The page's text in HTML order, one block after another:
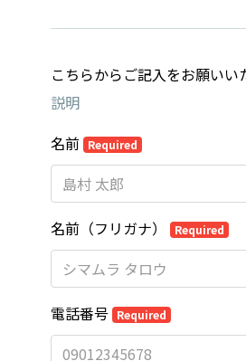
こちらからご記入をお願いい
説明
名前 Required
名前（フリガナ） Required
電話番号 Required